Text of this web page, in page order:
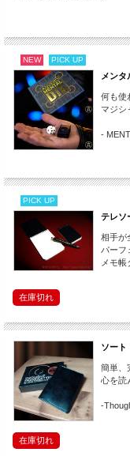
NEW PICK UP
メンタ
何も使
マジシ
-
PICK UP
テレソ
相手が
パーフ
メモ帳
在庫切れ
ソート
簡単、
心を読
-
在庫切れ